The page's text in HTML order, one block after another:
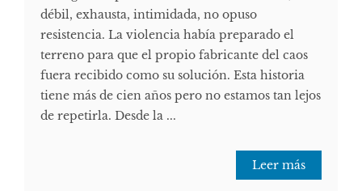
débil, exhausta, intimidada, no opuso
resistencia. La violencia había preparado el
terreno para que el propio fabricante del caos
fuera recibido como su solución. Esta historia
tiene más de cien años pero no estamos tan lejos
de repetirla. Desde la ...
Leer más